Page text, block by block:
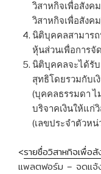
วิสาหกิจเพื่อสังค
วิสาหกิจเพื่อสังค
นิติบุคคลสามารถ
หุ้นส่วนเพื่อการจั
นิติบุคคลจะได้รับ
สุทธิโดยรวมกับเ
(บุคคลธรรมดา ไ
บริจาคเงินให้แก่
(เลขประจำตัวห
<รายชื่อวิสาหกิจเพื่อ
แพลตฟอร์ม – จดแจ้